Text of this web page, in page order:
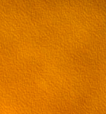
4 спэшл
5 спэшл
6 спэшл